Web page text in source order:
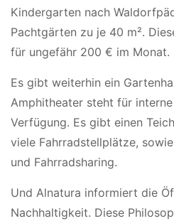
Kindergarten nach
Pachtgärten zu je 40 m².
für ungefähr 200 € im Monat.
Es gibt weiterhin ein
Amphitheater steht für
Verfügung. Es gibt einen
viele Fahrradstellplätze,
und Fahrradsharing.
Und Alnatura informiert die
Nachhaltigkeit. Diese